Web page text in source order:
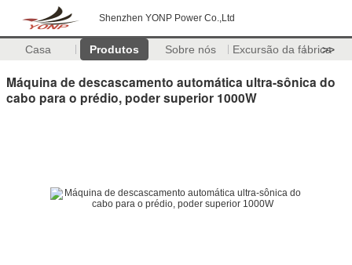
Shenzhen YONP Power Co.,Ltd
Casa Produtos Sobre nós Excursão da fábrica
>>
Máquina de descascamento automática ultra-sônica do
cabo para o prédio, poder superior 1000W